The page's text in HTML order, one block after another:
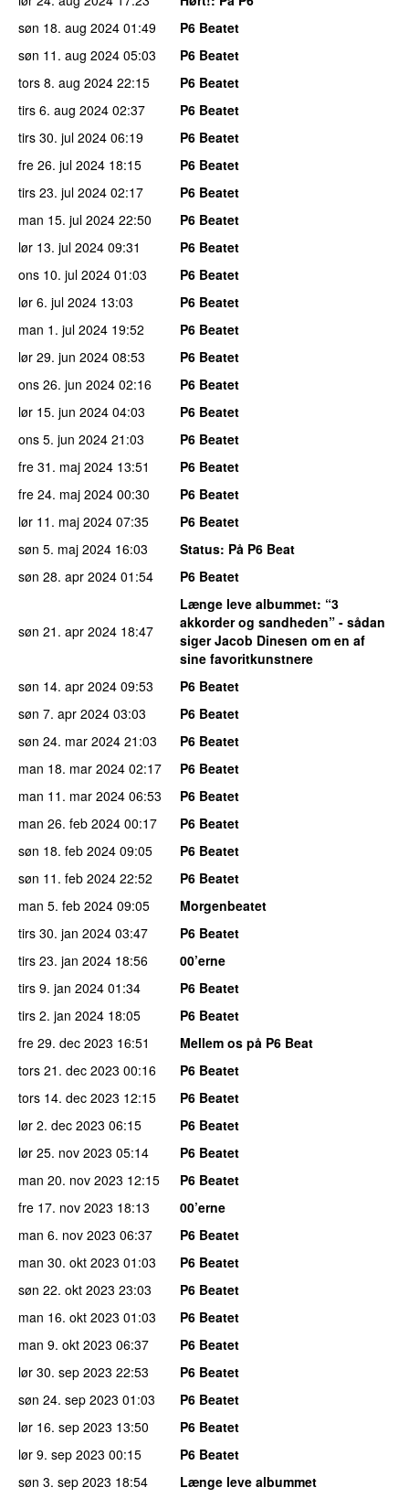
søn 18. aug 2024 01:49
P6 Beatet
søn 11. aug 2024 05:03
P6 Beatet
tors 8. aug 2024 22:15
P6 Beatet
tirs 6. aug 2024 02:37
P6 Beatet
tirs 30. jul 2024 06:19
P6 Beatet
fre 26. jul 2024 18:15
P6 Beatet
tirs 23. jul 2024 02:17
P6 Beatet
man 15. jul 2024 22:50
P6 Beatet
lør 13. jul 2024 09:31
P6 Beatet
ons 10. jul 2024 01:03
P6 Beatet
lør 6. jul 2024 13:03
P6 Beatet
man 1. jul 2024 19:52
P6 Beatet
lør 29. jun 2024 08:53
P6 Beatet
ons 26. jun 2024 02:16
P6 Beatet
lør 15. jun 2024 04:03
P6 Beatet
ons 5. jun 2024 21:03
P6 Beatet
fre 31. maj 2024 13:51
P6 Beatet
fre 24. maj 2024 00:30
P6 Beatet
lør 11. maj 2024 07:35
P6 Beatet
søn 5. maj 2024 16:03 Status: På P6 Beat
søn 28. apr 2024 01:54 P6 Beatet
søn 21. apr 2024 18:47
Længe leve albummet: “3
akkorder og sandheden” - sådan
siger Jacob Dinesen om en af
sine favoritkunstnere
søn 14. apr 2024 09:53
P6 Beatet
søn 7. apr 2024 03:03
P6 Beatet
søn 24. mar 2024 21:03
P6 Beatet
man 18. mar 2024 02:17
P6 Beatet
man 11. mar 2024 06:53
P6 Beatet
man 26. feb 2024 00:17
P6 Beatet
søn 18. feb 2024 09:05
P6 Beatet
søn 11. feb 2024 22:52
P6 Beatet
man 5. feb 2024 09:05
Morgenbeatet
tirs 30. jan 2024 03:47
P6 Beatet
tirs 23. jan 2024 18:56
00’erne
tirs 9. jan 2024 01:34
P6 Beatet
tirs 2. jan 2024 18:05
P6 Beatet
fre 29. dec 2023 16:51
Mellem os på P6 Beat
tors 21. dec 2023 00:16
P6 Beatet
tors 14. dec 2023 12:15
P6 Beatet
lør 2. dec 2023 06:15
P6 Beatet
lør 25. nov 2023 05:14
P6 Beatet
man 20. nov 2023 12:15
P6 Beatet
fre 17. nov 2023 18:13
00’erne
man 6. nov 2023 06:37
P6 Beatet
man 30. okt 2023 01:03
P6 Beatet
søn 22. okt 2023 23:03
P6 Beatet
man 16. okt 2023 01:03
P6 Beatet
man 9. okt 2023 06:37
P6 Beatet
lør 30. sep 2023 22:53
P6 Beatet
søn 24. sep 2023 01:03
P6 Beatet
lør 16. sep 2023 13:50
P6 Beatet
lør 9. sep 2023 00:15
P6 Beatet
søn 3. sep 2023 18:54 Længe leve albummet